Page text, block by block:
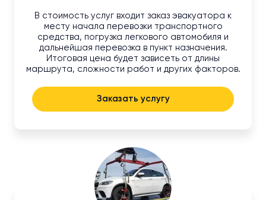
В стоимость услуг входит заказ эвакуатора к
месту начала перевозки транспортного
средства, погрузка легкового автомобиля и
дальнейшая перевозка в пункт назначения.
Итоговая цена будет зависеть от длины
маршрута, сложности работ и других факторов.
Заказать услугу